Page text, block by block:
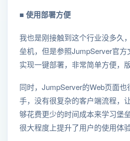
■ 使用部署方便
我也是刚接触到这个行业没多久
垒机，但是参照JumpServer官
实现一键部署，非常简单方便，
同时，JumpServer的Web页面
手，没有很复杂的客户端流程，
够花费更少的时间成本来学习堡
很大程度上提升了用户的使用体验